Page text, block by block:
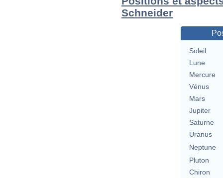
Schneider
Soleil
Lune
Mercure
Vénus
Mars
Jupiter
Saturne
Uranus
Neptune
Pluton
Chiron